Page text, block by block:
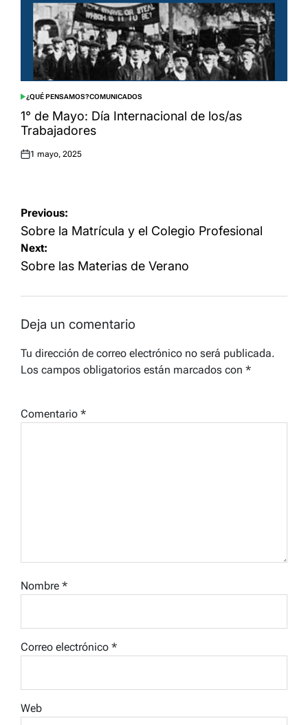
POSTED
IN
¿QUÉ PENSAMOS?COMUNICADOS
1° de Mayo: Día Internacional de los/as
Trabajadores
Posted
1 mayo, 2025
Navegación
de
entradas
Previous:
Sobre la Matrícula y el Colegio Profesional
Next:
Sobre las Materias de Verano
Deja un comentario
Tu dirección de correo electrónico no será publicada.
Los campos obligatorios están marcados con *
Comentario *
Nombre *
Correo electrónico *
Web